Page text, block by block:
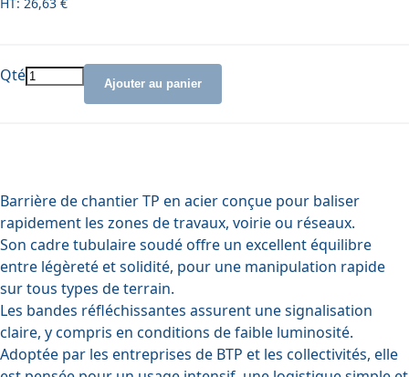
Qté Ajouter au panier
Barrière de chantier TP en acier conçue pour baliser
rapidement les zones de travaux, voirie ou réseaux.
Son cadre tubulaire soudé offre un excellent équilibre
entre légèreté et solidité, pour une manipulation rapide
sur tous types de terrain.
Les bandes réfléchissantes assurent une signalisation
claire, y compris en conditions de faible luminosité.
Adoptée par les entreprises de BTP et les collectivités, elle